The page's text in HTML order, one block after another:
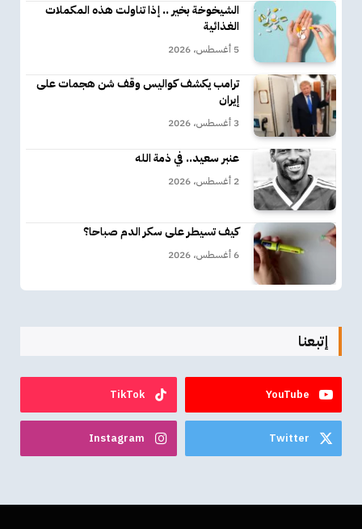
الشيخوخة بخير .. إذا تناولت هذه المكملات
الغذائية
5 أغسطس، 2026
ترامب يكشف كواليس وقف شن هجمات على
إيران
3 أغسطس، 2026
عنبر سعيد.. في ذمة الله
2 أغسطس، 2026
كيف تسيطر على سكر الدم صباحا؟
6 أغسطس، 2026
إتبعنا
YouTube
TikTok
Twitter
Instagram